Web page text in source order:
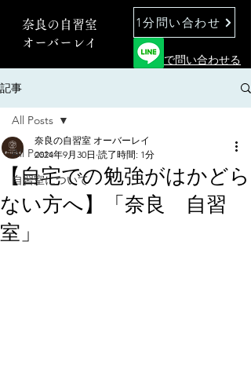
奈良の自習室
オーバーレイ
1分問い合わせ
で問い合わせる
記事
All Posts
自習室について
All Posts
【自宅での勉強がはかどら
ない方へ】「奈良 自習
室」
奈良の自習室 オーバーレイ
2024年9月30日 読了時間: 1分